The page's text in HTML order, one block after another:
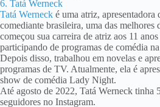
6. Tatá Werneck
Tatá Werneck é uma atriz, apresentadora
comediante brasileira, uma das melhores
começou sua carreira de atriz aos 11
participando de programas de comédia
Depois disso, trabalhou em novelas e
programas de TV. Atualmente, ela é
show de comédia Lady Night.
Até agosto de 2022, Tatá Werneck tinha
seguidores no Instagram.